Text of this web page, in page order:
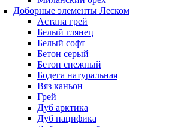
Доборные элементы Леском
Астана грей
Белый глянец
Белый софт
Бетон серый
Бетон снежный
Бодега натуральная
Вяз каньон
Грей
Дуб арктика
Дуб пацифика